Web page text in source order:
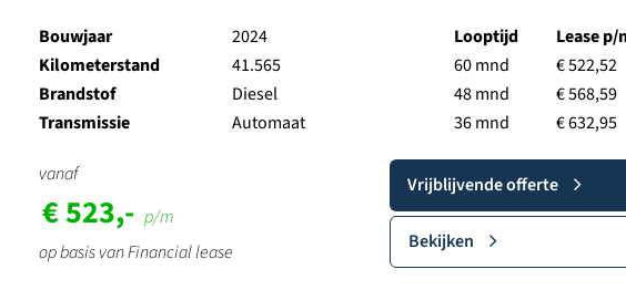
Bouwjaar
2024
Kilometerstand
41.565
Brandstof
Diesel
Transmissie
Automaat
Looptijd
60 mnd
48 mnd
36 mnd
Lease p/
€ 522,52
€ 568,59
€ 632,95
vanaf
€ 523,- p/m
op basis van Financial lease
Vrijblijvende offerte
Bekijken